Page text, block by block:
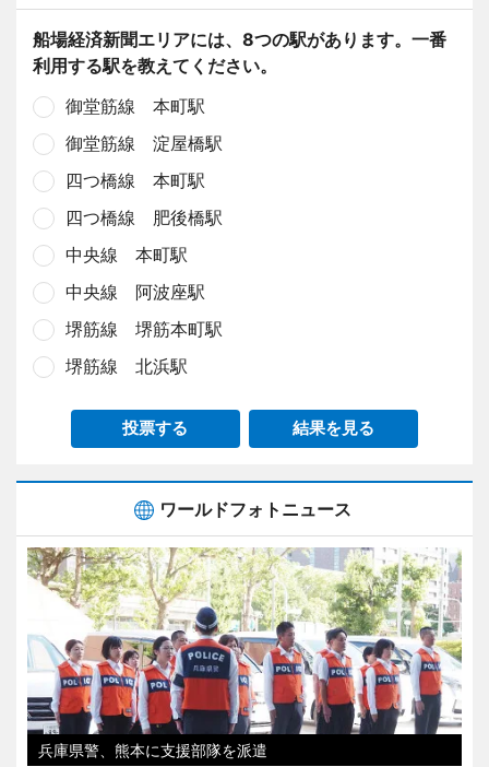
船場経済新聞エリアには、8つの駅があります。一番
利用する駅を教えてください。
御堂筋線 本町駅
御堂筋線 淀屋橋駅
四つ橋線 本町駅
四つ橋線 肥後橋駅
中央線 本町駅
中央線 阿波座駅
堺筋線 堺筋本町駅
堺筋線 北浜駅
投票する 結果を見る
ワールドフォトニュース
兵庫県警、熊本に支援部隊を派遣